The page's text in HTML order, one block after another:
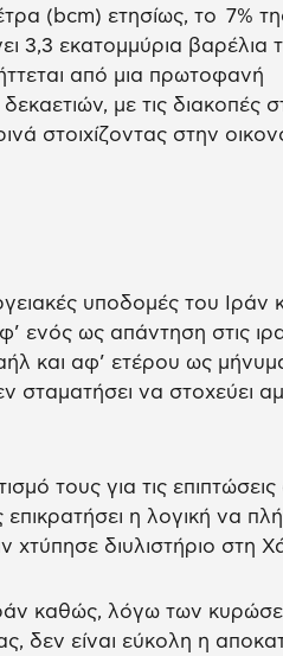
(bcm) ετησίως, το 7%
3,3 εκατομμύρια βαρέλια
από μια πρωτοφανή
με τις διακοπές
στοιχίζοντας στην
υποδομές του Ιράν
ενός ως απάντηση στις
και αφ’ ετέρου ως
σταματήσει να στοχεύει
τους για τις επιπτώσεις
η λογική να
χτύπησε διυλιστήριο στη
καθώς, λόγω των
δεν είναι εύκολη η